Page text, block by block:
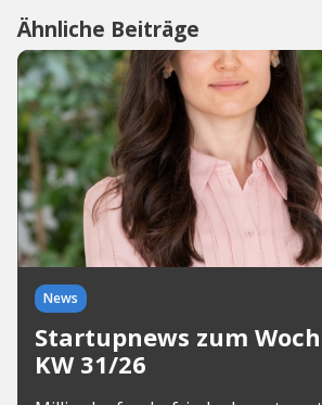
Ähnliche Beiträge
News
Startupnews zum
KW 31/26